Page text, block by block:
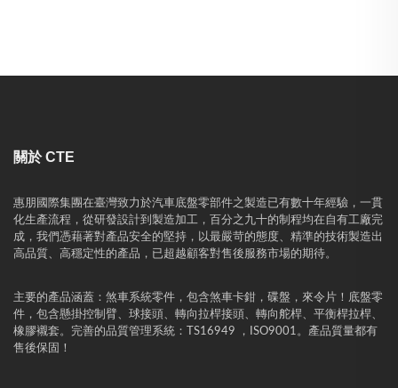
關於 CTE
惠朋國際集團在臺灣致力於汽車底盤零部件之製造已有數十年經驗，一貫
化生產流程，從研發設計到製造加工，百分之九十的制程均在自有工廠完
成，我們憑藉著對產品安全的堅持，以最嚴苛的態度、精準的技術製造出
高品質、高穩定性的產品，已超越顧客對售後服務市場的期待。
主要的產品涵蓋：煞車系統零件，包含煞車卡鉗，碟盤，來令片！底盤零
件，包含懸掛控制臂、球接頭、轉向拉桿接頭、轉向舵桿、平衡桿拉桿、
橡膠襯套。完善的品質管理系統：TS16949 ，ISO9001。產品質量都有
售後保固！